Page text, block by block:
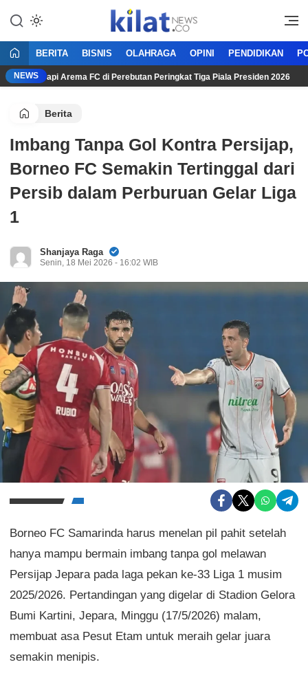
KilatNews.co
Mencerdaskan Anak Bangsa
BERITA BISNIS OLAHRAGA OPINI PENDIDIKAN
NEWS
Hadapi Arema FC di Perebutan Peringkat Tiga Piala Presiden 2026
Berita
Imbang Tanpa Gol Kontra Persijap,
Borneo FC Semakin Tertinggal dari
Persib dalam Perburuan Gelar Liga
1
Shanjaya Raga
Senin, 18 Mei 2026 - 16:02 WIB
Borneo FC Samarinda harus menelan pil pahit setelah
hanya mampu bermain imbang tanpa gol melawan
Persijap Jepara pada laga pekan ke-33 Liga 1 musim
2025/2026. Pertandingan yang digelar di Stadion Gelora
Bumi Kartini, Jepara, Minggu (17/5/2026) malam,
membuat asa Pesut Etam untuk meraih gelar juara
semakin menipis.